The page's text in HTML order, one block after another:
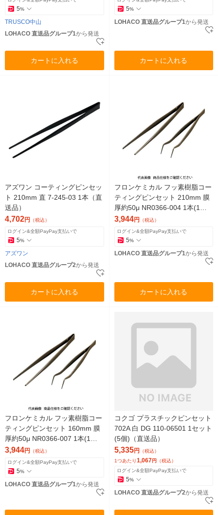
5%
TRUSCO中山
LOHACO 直送品グループ1から発送
カートに入れる
5%
LOHACO 直送品グループ1から発送
カートに入れる
アズワン コーティングピンセッ
ト 210mm 直 7-245-03 1本（直
送品）
4,702円 （税込）
ログイン&全額PayPay支払いで
5%
アズワン
LOHACO 直送品グループ2から発送
カートに入れる
フロンケミカル フッ素樹脂コー
ティングピンセット 210mm 膜
厚約50μ NR0366-004 1本(1個)
835-8597（直送品）
3,944円 （税込）
ログイン&全額PayPay支払いで
5%
LOHACO 直送品グループ1から発送
カートに入れる
フロンケミカル フッ素樹脂コー
ティングピンセット 160mm 膜
厚約50μ NR0366-007 1本(1個)
835-8600（直送品）
3,944円 （税込）
ログイン&全額PayPay支払いで
5%
LOHACO 直送品グループ1から発送
コクゴ プラスチックピンセット
702A 白 DG 110-06501 1セット
(5個)（直送品）
5,335円
（税込）
1つあたり1,067 円 （税込）
ログイン&全額PayPay支払いで
5%
LOHACO 直送品グループ2から発送